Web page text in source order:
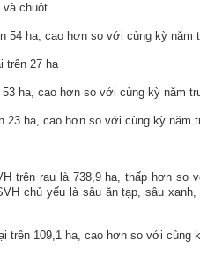
chuột.
54 ha, cao hơn so với cùng kỳ năm
trên 27 ha
ha, cao hơn so với cùng kỳ năm
23 ha, cao hơn so với cùng kỳ năm
trên rau là 738,9 ha, thấp hơn so
chủ yếu là sâu ăn tạp, sâu
trên 109,1 ha, cao hơn so với cùng